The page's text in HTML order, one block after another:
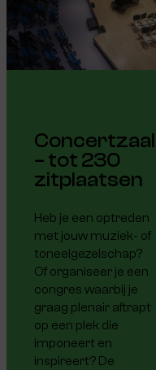
Concertzaal
– tot 230
zitplaatsen
Heb je een optreden
met jouw muziek- of
toneelgezelschap?
Of organiseer je een
congres waarbij je
graag plenair aftrapt
op een plek die
imponeert en
inspireert? De